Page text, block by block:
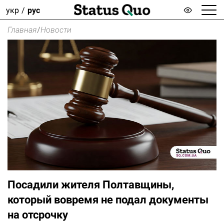
укр рус
Главная/Новости
Посадили жителя Полтавщины,
который вовремя не подал документы
на отсрочку